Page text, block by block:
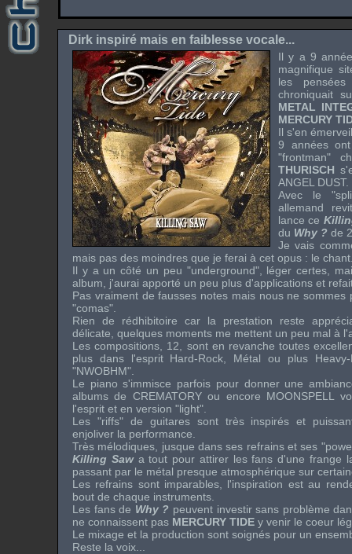
Dirk inspiré mais en faiblesse vocale...
Il y a 9
magnifique
les
chroniquait
METAL
MERCURY
Il s'en
9 années
"frontman"
THURISCH
ANGEL DUST.
Avec le "
allemand
lance ce
du Why ? de
Je vais
mais pas des moindres que je ferai à cet opus : le
Il y a un côté un peu "underground", léger certes,
album, j'aurai apporté un peu plus d'applications et
Pas vraiment de fausses notes mais nous ne sommes
"comas".
Rien de rédhibitoire car la prestation reste
délicate, quelques moments me mettent un peu mal à
Les compositions, 12, sont en revanche toutes
plus dans l'esprit Hard-Rock , Métal ou plus
"NWOBHM"
Le piano s'immisce parfois pour donner une
albums de CREMATORYou encore MOONSPELL
l'esprit et en version "light".
Les "riffs" de guitares sont très inspirés et
enjoliver la performance.
Très mélodiques, jusque dans ses refrains et ses "
Killing Sawa tout pour attirer les fans d'une frange
passant par le métal presque atmosphérique sur
Les refrains sont imparables, l'inspiration est au
bout de chaque instruments.
Les fans de Why ? peuvent investir sans problème
ne connaissent pas MERCURY TIDE y venir le coeur
Le mixage et la production sont soignés pour un
Reste la voix...